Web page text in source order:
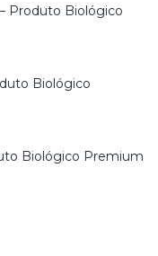
Produto Biológico
Biológico
Biológico Premium